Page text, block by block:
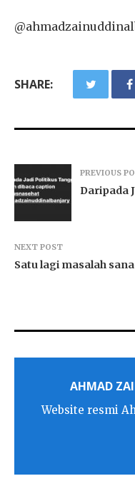
SHARE:
PREVIOUS
Daripada
NEXT POST
Satu lagi masalah
AHMAD
Website resmi